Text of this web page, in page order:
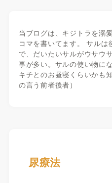
当ブログは、キジトラを溺
コマを書いてます。 サル
で、だいたいサルがウサウ
事が多い。サルの使い物に
キチとのお昼寝くらいかも
の言う前者後者）
尿療法